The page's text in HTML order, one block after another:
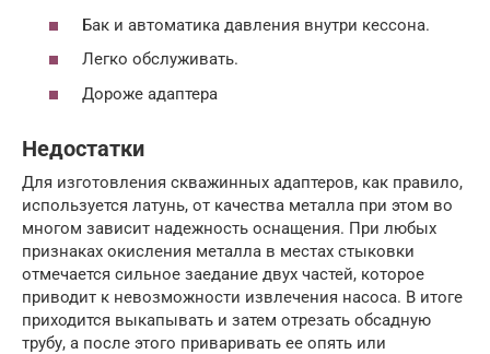
Бак и автоматика давления внутри кессона.
Легко обслуживать.
Дороже адаптера
Недостатки
Для изготовления скважинных адаптеров, как правило,
используется латунь, от качества металла при этом во
многом зависит надежность оснащения. При любых
признаках окисления металла в местах стыковки
отмечается сильное заедание двух частей, которое
приводит к невозможности извлечения насоса. В итоге
приходится выкапывать и затем отрезать обсадную
трубу, а после этого приваривать ее опять или